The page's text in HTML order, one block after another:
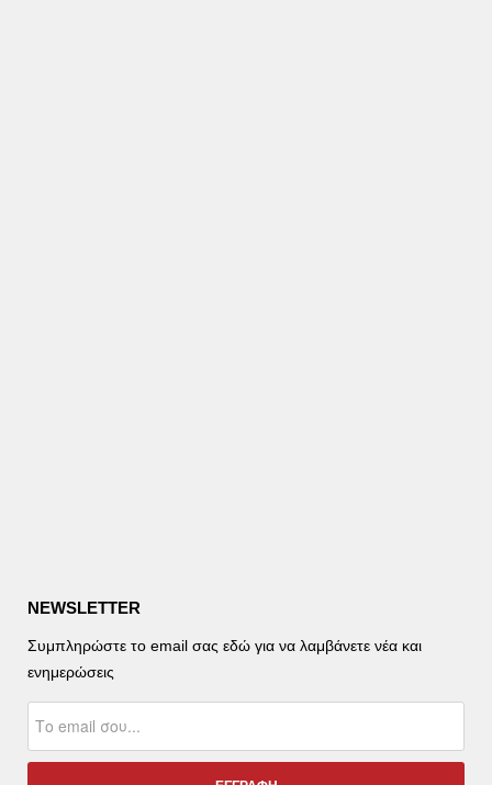
NEWSLETTER
Συμπληρώστε το email σας εδώ για να λαμβάνετε νέα και
ενημερώσεις